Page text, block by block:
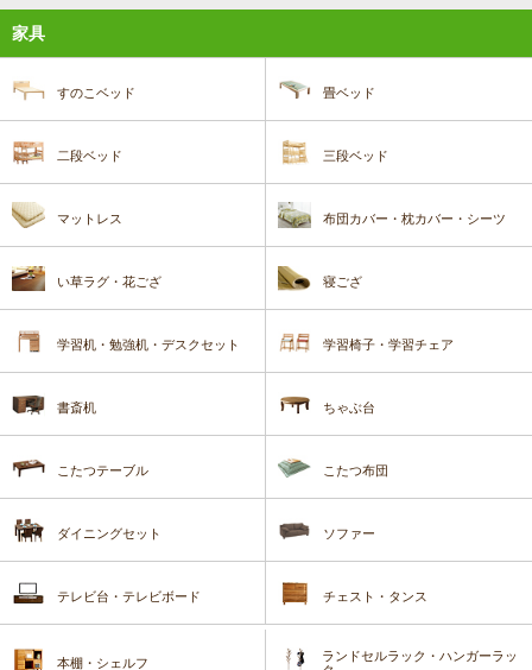
家具
すのこベッド 畳ベッド
二段ベッド 三段ベッド
マットレス 布団カバー・枕カバー・シーツ
い草ラグ・花ござ 寝ござ
学習机・勉強机・デスクセット 学習椅子・学習チェア
書斎机 ちゃぶ台
こたつテーブル こたつ布団
ダイニングセット ソファー
テレビ台・テレビボード チェスト・タンス
本棚・シェルフ
ランドセルラック・ハンガーラッ